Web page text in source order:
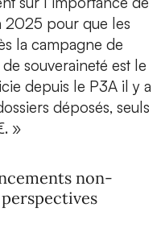
2025 pour que les
la campagne de
souveraineté est le
depuis le P3A il y a
déposés, seuls
»
non-